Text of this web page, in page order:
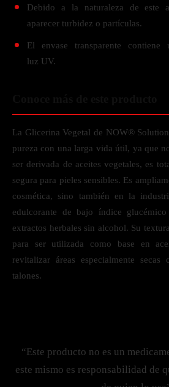
Debido a la naturaleza de este
aparecer turbidez o partículas.
El envase transparente
luz UV.
La Glicerina Vegetal de NOW®
pureza con una larga vida útil, ya que
ser derivada de aceites vegetales, es
segura para pieles sensibles. Es
cosmética, sino también en la
edulcorante de bajo índice
extractos herbales sin alcohol. Su
para ser utilizada como base en
revitalizar áreas especialmente
talones.
“Este producto no es un
este mismo es responsabilidad de